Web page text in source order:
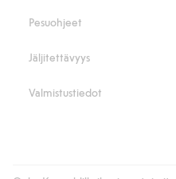
Pesuohjeet
Jäljitettävyys
Valmistustiedot